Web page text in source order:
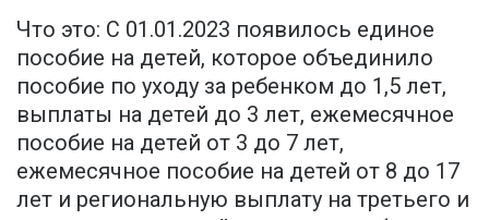
Что это: С 01.01.2023 появилось единое
пособие на детей, которое объединило
пособие по уходу за ребенком до 1,5 лет,
выплаты на детей до 3 лет, ежемесячное
пособие на детей от 3 до 7 лет,
ежемесячное пособие на детей от 8 до 17
лет и региональную выплату на третьего и